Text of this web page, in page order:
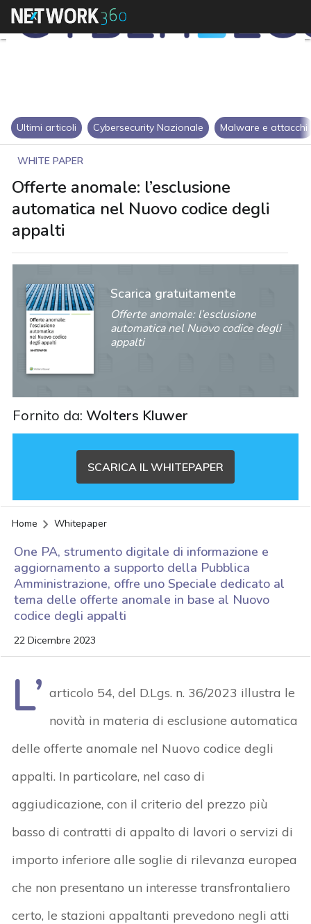
Ultimi articoli Cybersecurity Nazionale Malware e attacchi
WHITE PAPER
Offerte anomale: l’esclusione
automatica nel Nuovo codice degli
appalti
Scarica gratuitamente
Offerte anomale: l’esclusione
automatica nel Nuovo codice degli
appalti
Fornito da:Wolters Kluwer
SCARICA IL WHITEPAPER
Home Whitepaper
One PA, strumento digitale di informazione e
aggiornamento a supporto della Pubblica
Amministrazione, offre uno Speciale dedicato al
tema delle offerte anomale in base al Nuovo
codice degli appalti
22 Dicembre 2023
L’ articolo 54, del D.Lgs. n. 36/2023 illustra le
novità in materia di esclusione automatica
delle offerte anomale nel Nuovo codice degli
appalti. In particolare, nel caso di
aggiudicazione, con il criterio del prezzo più
basso di contratti di appalto di lavori o servizi di
importo inferiore alle soglie di rilevanza europea
che non presentano un interesse transfrontaliero
certo, le stazioni appaltanti prevedono negli atti